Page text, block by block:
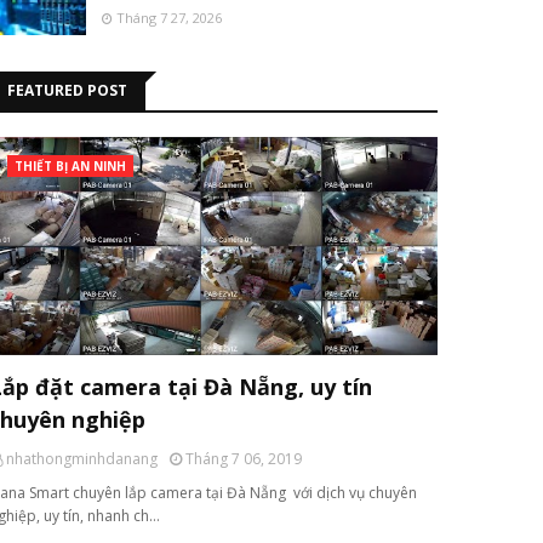
Tháng 7 27, 2026
FEATURED POST
THIẾT BỊ AN NINH
đặt camera tại Đà Nẵng, uy tín
nghiệp
nhathongminhdanang
Tháng 7 06, 2019
Smart chuyên lắp camera tại Đà Nẵng với dịch vụ chuyên
uy tín, nhanh ch…